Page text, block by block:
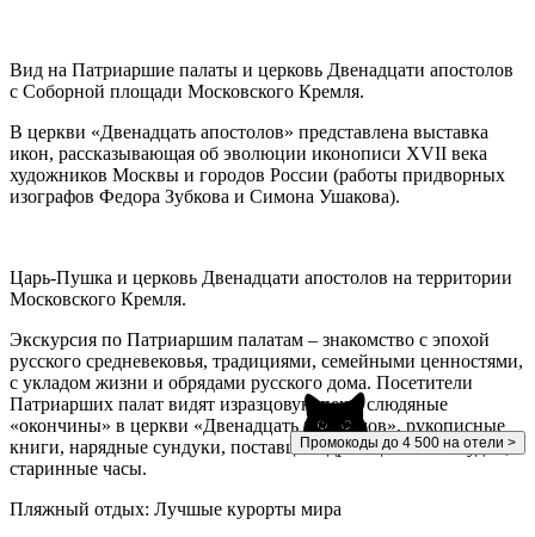
Промокоды до 4 500 на отели >
Вид на Патриаршие палаты и церковь Двенадцати апостолов
с Соборной площади Московского Кремля.
В церкви «Двенадцать апостолов» представлена выставка
икон, рассказывающая об эволюции иконописи XVII века
художников Москвы и городов России (работы придворных
изографов Федора Зубкова и Симона Ушакова).
Царь-Пушка и церковь Двенадцати апостолов на территории
Московского Кремля.
Экскурсия по Патриаршим палатам – знакомство с эпохой
русского средневековья, традициями, семейными ценностями,
с укладом жизни и обрядами русского дома. Посетители
Патриарших палат видят изразцовую печь, слюдяные
«окончины» в церкви «Двенадцать апостолов», рукописные
книги, нарядные сундуки, поставцы с драгоценной посудой,
старинные часы.
Пляжный отдых: Лучшые курорты мира